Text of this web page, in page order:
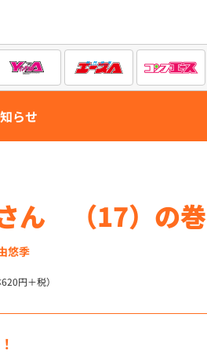
らせ
ん （17）の巻
悠季
円＋税）